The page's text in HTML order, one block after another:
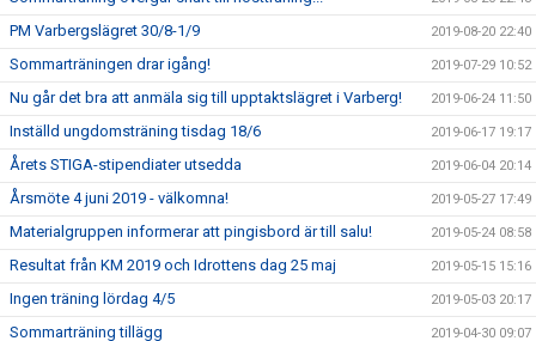
PM Varbergslägret 30/8-1/9 2019-08-20 22:40
Sommarträningen drar igång! 2019-07-29 10:52
Nu går det bra att anmäla sig till upptaktslägret i Varberg! 2019-06-24 11:50
Inställd ungdomsträning tisdag 18/6 2019-06-17 19:17
Årets STIGA-stipendiater utsedda 2019-06-04 20:14
Årsmöte 4 juni 2019 - välkomna! 2019-05-27 17:49
Materialgruppen informerar att pingisbord är till salu! 2019-05-24 08:58
Resultat från KM 2019 och Idrottens dag 25 maj 2019-05-15 15:16
Ingen träning lördag 4/5 2019-05-03 20:17
Sommarträning tillägg 2019-04-30 09:07